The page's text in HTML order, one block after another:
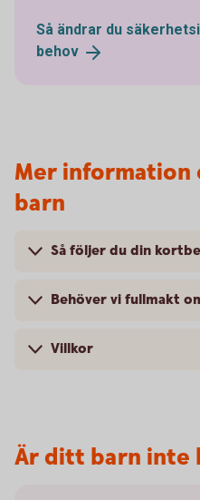
Så ändrar du
behov
Mer
barn
Så följer du din
Behöver vi fullmakt
Villkor
Är ditt barn inte